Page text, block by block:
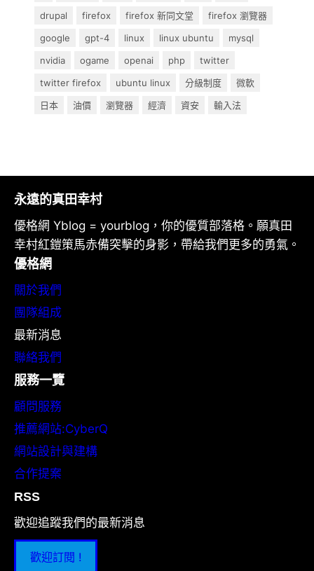
drupal
firefox firefox 新同文堂
firefox 瀏覽器
google
gpt-4 linux linux ubuntu
mysql
nvidia
ogame openai php
twitter
twitter firefox
ubuntu linux 分級制度
微軟
日本
油價 瀏覽器 經濟 資安 輸入法
永遠的真田幸村
優格網 Yblog = yourblog，你的優質部落格。願真田
幸村紅鎧策馬赤備突擊的身影，帶給我們更多的勇氣。
優格網
關於我們
團隊組成
最新消息
聯絡我們
服務一覽
顧問服務
推薦網站:CyberQ
網站設計與建構
合作提案
RSS
歡迎追蹤我們的最新消息
歡迎訂閱 !